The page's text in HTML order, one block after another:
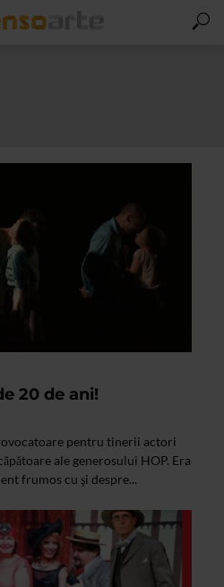
20 de ani!
pentru tinerii actori
ale generosului HOP. Era
frumos cu şi despre...